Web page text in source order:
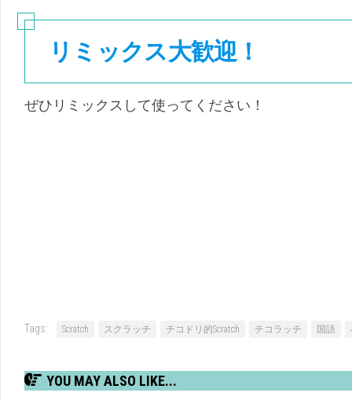
リミックス大歓迎！
ぜひリミックスして使ってください！
Tags: Scratch スクラッチ チコドリ的Scratch チコラッチ 国語
YOU MAY ALSO LIKE...